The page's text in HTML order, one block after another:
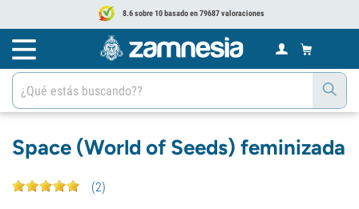
8.6 sobre 10 basado en 79687 valoraciones
Space (World of Seeds) feminizada
(2)